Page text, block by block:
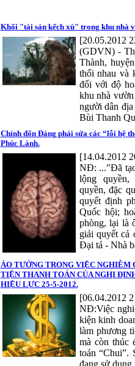
Khối "tài sản kếch xù" trong khu nhà
[20.05.2012
(GDVN) -
Thành,
thổi nhau và
đối với độ
khu nhà
người dân
Bùi Thanh
Chỉnh đốn Đảng phải sửa các “lỗi hệ
Phúc Lành.
[14.04.2012
NĐ: ..."Đã
lộng quyền,
quyền, đặc
quyết định
Quốc hội;
phòng, lại là
giải quyết
Đại tá - Nhà
ẢO TƯỞNG TRONG VIỆC NGHIÊM
TIỆN THANH TOÁN CỦA NGHỊ
HIỆU LỰC 25-5-2012.
[06.04.2012
NĐ:Việc
kiện kinh
làm phương
mà còn thúc
toán “Chui”.
đang sử